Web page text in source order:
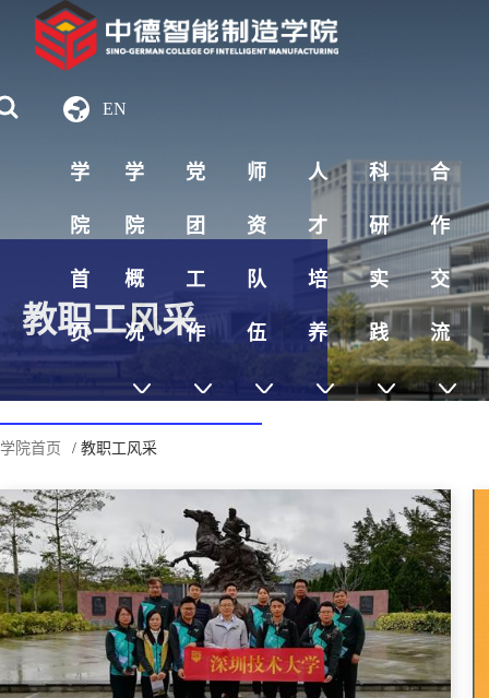
EN
学
院
首
页
学
院
概
况
党
团
工
作
师
资
队
伍
人
才
培
养
科
研
实
践
合
作
交
流
教职工风采
学院首页 / 教职工风采